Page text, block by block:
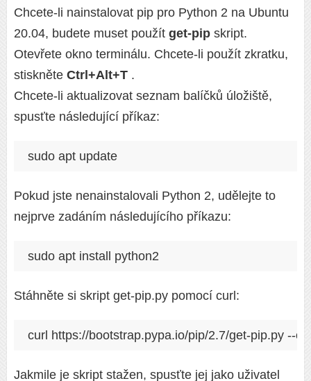
Chcete-li nainstalovat pip pro Python 2 na Ubuntu
20.04, budete muset použít get-pip skript.
Otevřete okno terminálu. Chcete-li použít zkratku,
stiskněte Ctrl+Alt+T .
Chcete-li aktualizovat seznam balíčků úložiště,
spusťte následující příkaz:
sudo apt update
Pokud jste nenainstalovali Python 2, udělejte to
nejprve zadáním následujícího příkazu:
sudo apt install python2
Stáhněte si skript get-pip.py pomocí curl:
curl https://bootstrap.pypa.io/pip/2.7/get-pip.py --
Jakmile je skript stažen, spusťte jej jako uživatel